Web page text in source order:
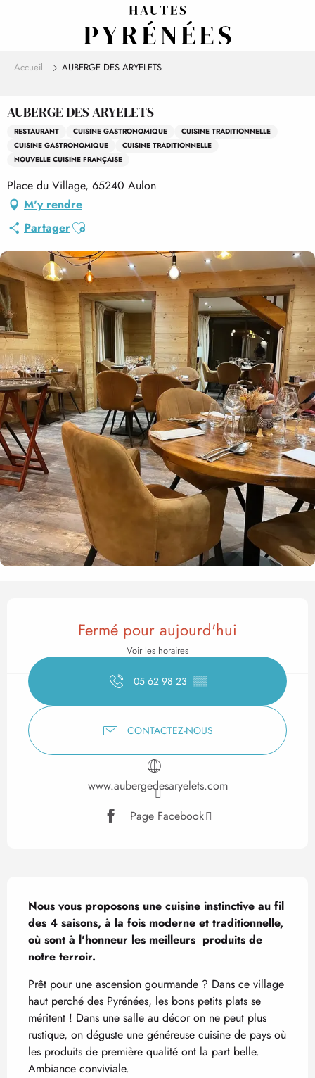
Accueil AUBERGE DES ARYELETS
AUBERGE DES ARYELETS
RESTAURANT CUISINE GASTRONOMIQUE
CUISINE TRADITIONNELLE
CUISINE GASTRONOMIQUE
CUISINE TRADITIONNELLE
NOUVELLE CUISINE FRANÇAISE
Place du Village, 65240 Aulon
M'y rendre
PartagerAjouter aux favoris
Ouverture et coordonnées
Fermé pour aujourd'hui
Voir les horaires
05 62 98 23 ▒▒
CONTACTEZ-NOUS
www.aubergedesaryelets.com
Page Facebook
Description
Nous vous proposons une cuisine instinctive au fil
des 4 saisons, à la fois moderne et traditionnelle,
où sont à l'honneur les meilleurs  produits de
notre terroir.
Prêt pour une ascension gourmande ? Dans ce village
haut perché des Pyrénées, les bons petits plats se
méritent ! Dans une salle au décor on ne peut plus
rustique, on déguste une généreuse cuisine de pays où
les produits de première qualité ont la part belle.
Ambiance conviviale.